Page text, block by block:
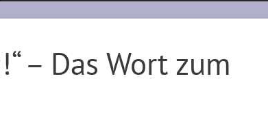
– Das Wort zum